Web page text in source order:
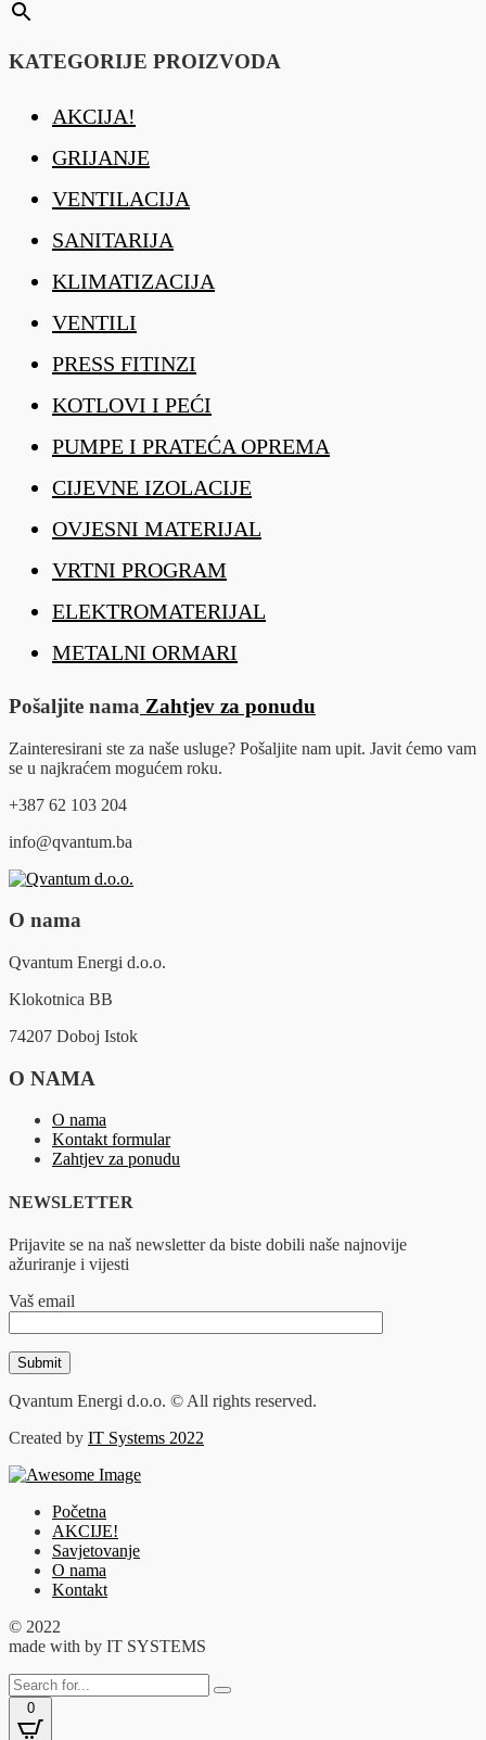
KATEGORIJE PROIZVODA
AKCIJA!
GRIJANJE
VENTILACIJA
SANITARIJA
KLIMATIZACIJA
VENTILI
PRESS FITINZI
KOTLOVI I PEĆI
PUMPE I PRATEĆA OPREMA
CIJEVNE IZOLACIJE
OVJESNI MATERIJAL
VRTNI PROGRAM
ELEKTROMATERIJAL
METALNI ORMARI
Pošaljite nama Zahtjev za ponudu
Zainteresirani ste za naše usluge? Pošaljite nam upit. Javit ćemo vam
se u najkraćem mogućem roku.
+387 62 103 204
info@qvantum.ba
O nama
Qvantum Energi d.o.o.
Klokotnica BB
74207 Doboj Istok
O NAMA
O nama
Kontakt formular
Zahtjev za ponudu
NEWSLETTER
Prijavite se na naš newsletter da biste dobili naše najnovije
ažuriranje i vijesti
Vaš email
Qvantum Energi d.o.o. © All rights reserved.
Created by IT Systems 2022
Početna
AKCIJE!
Savjetovanje
O nama
Kontakt
© 2022
made with by IT SYSTEMS
0